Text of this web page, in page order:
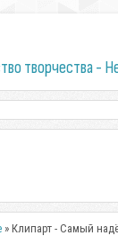
творчества -
» Клипарт - Самый